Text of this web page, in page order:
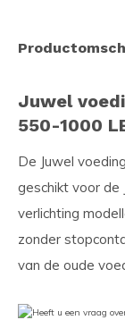
Juwel
550-1000
De Juwel
geschikt voor de
verlichting
zonder
van de oude